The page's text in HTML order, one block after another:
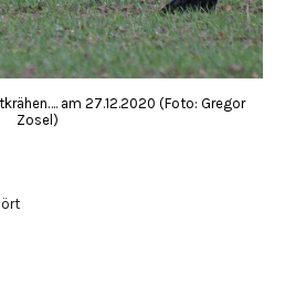
am 27.12.2020 (Foto: Gregor
Zosel)